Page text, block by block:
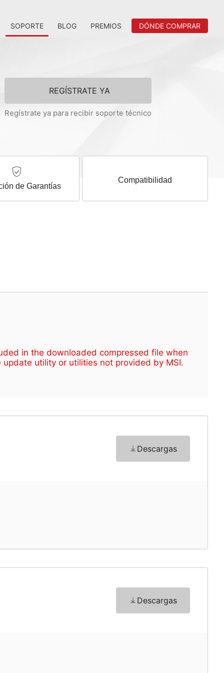
SOPORTE BLOG PREMIOS DÓNDE COMPRAR
REGÍSTRATE YA
Regístrate ya para recibir soporte técnico
de Garantías
Compatibilidad
in the downloaded compressed file when
utility or utilities not provided by MSI.
Descargas
Descargas